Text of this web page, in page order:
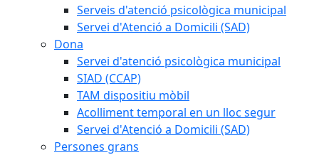
Serveis d'atenció psicològica municipal
Servei d'Atenció a Domicili (SAD)
Dona
Servei d'atenció psicològica municipal
SIAD (CCAP)
TAM dispositiu mòbil
Acolliment temporal en un lloc segur
Servei d'Atenció a Domicili (SAD)
Persones grans